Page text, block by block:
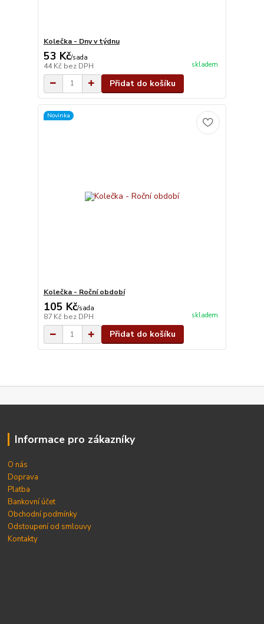
Kolečka - Dny v týdnu
53 Kč/sada
44 Kč bez DPH skladem
Přidat do košíku
Novinka
Kolečka - Roční období
105 Kč/sada
87 Kč bez DPH skladem
Přidat do košíku
Informace pro zákazníky
O nás
Doprava
Platba
Bankovní účet
Obchodní podmínky
Odstoupení od smlouvy
Kontakty